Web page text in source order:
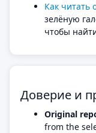
Как читать
зелёную
чтобы
Доверие и
Original
from the